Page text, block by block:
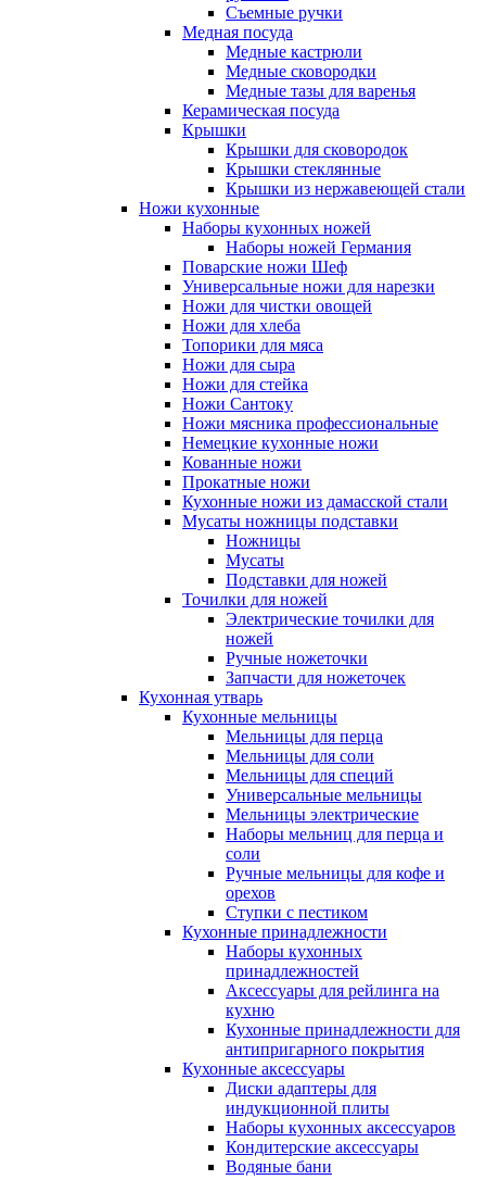
Съемные ручки
Медная посуда
Медные кастрюли
Медные сковородки
Медные тазы для варенья
Керамическая посуда
Крышки
Крышки для сковородок
Крышки стеклянные
Крышки из нержавеющей стали
Ножи кухонные
Наборы кухонных ножей
Наборы ножей Германия
Поварские ножи Шеф
Универсальные ножи для нарезки
Ножи для чистки овощей
Ножи для хлеба
Топорики для мяса
Ножи для сыра
Ножи для стейка
Ножи Сантоку
Ножи мясника профессиональные
Немецкие кухонные ножи
Кованные ножи
Прокатные ножи
Кухонные ножи из дамасской стали
Мусаты ножницы подставки
Ножницы
Мусаты
Подставки для ножей
Точилки для ножей
Электрические точилки для
ножей
Ручные ножеточки
Запчасти для ножеточек
Кухонная утварь
Кухонные мельницы
Мельницы для перца
Мельницы для соли
Мельницы для специй
Универсальные мельницы
Мельницы электрические
Наборы мельниц для перца и
соли
Ручные мельницы для кофе и
орехов
Ступки с пестиком
Кухонные принадлежности
Наборы кухонных
принадлежностей
Аксессуары для рейлинга на
кухню
Кухонные принадлежности для
антипригарного покрытия
Кухонные аксессуары
Диски адаптеры для
индукционной плиты
Наборы кухонных аксессуаров
Кондитерские аксессуары
Водяные бани